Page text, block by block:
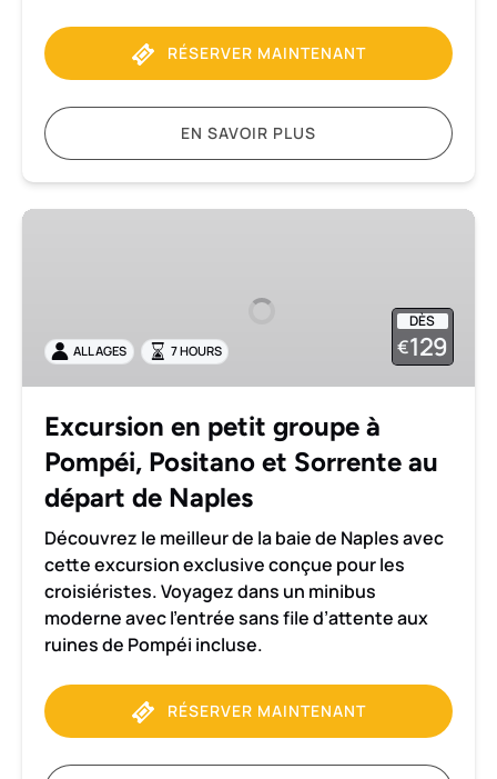
RÉSERVER MAINTENANT
EN SAVOIR PLUS
Excursion
Pompéi,
Positano
Sorrente
départ
Naples
DÈS
€129
ALL AGES 7 HOURS
Excursion en petit groupe à
Pompéi, Positano et Sorrente au
départ de Naples
Découvrez le meilleur de la baie de Naples avec
cette excursion exclusive conçue pour les
croisiéristes. Voyagez dans un minibus
moderne avec l’entrée sans file d’attente aux
ruines de Pompéi incluse.
RÉSERVER MAINTENANT